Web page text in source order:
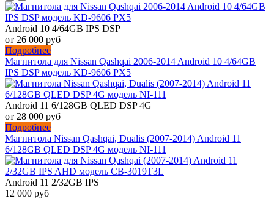
Android 10 4/64GB IPS DSP
от 26 000 руб
Подробнее
Магнитола для Nissan Qashqai 2006-2014 Android 10 4/64GB
IPS DSP модель KD-9606 PX5
Android 11 6/128GB QLED DSP 4G
от 28 000 руб
Подробнее
Магнитола Nissan Qashqai, Dualis (2007-2014) Android 11
6/128GB QLED DSP 4G модель NI-111
Android 11 2/32GB IPS
12 000 руб